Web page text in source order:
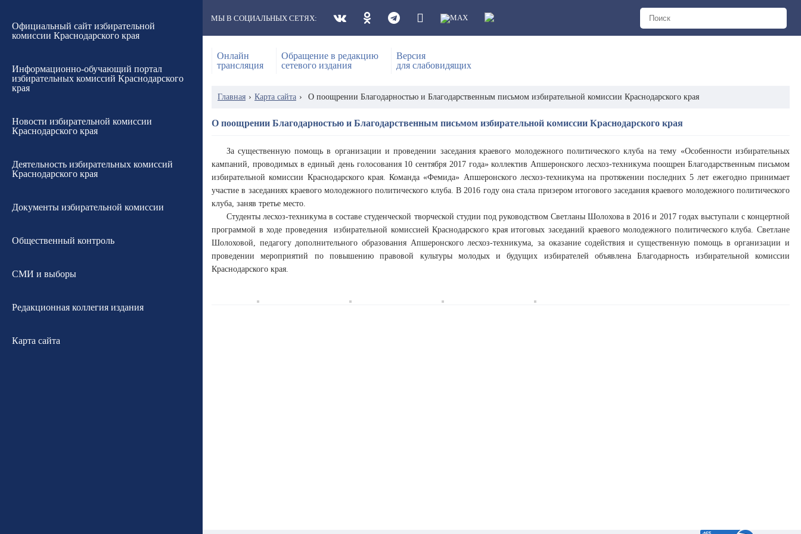
Официальный сайт избирательной
комиссии Краснодарского края
Информационно-обучающий портал
избирательных комиссий Краснодарского
края
Новости избирательной комиссии
Краснодарского края
Деятельность избирательных комиссий
Краснодарского края
Документы избирательной комиссии
Общественный контроль
СМИ и выборы
Редакционная коллегия издания
Карта сайта
МЫ В СОЦИАЛЬНЫХ СЕТЯХ:
Онлайн
трансляция
Обращение в редакцию
сетевого издания
Версия
для слабовидящих
Главная › Карта сайта › О поощрении Благодарностью и Благодарственным письмом избирательной комиссии Краснодарского края
О поощрении Благодарностью и Благодарственным письмом избирательной комиссии Краснодарского края
За существенную помощь в организации и проведении заседания краевого молодежного политического клуба на тему «Особенности избирательных
кампаний, проводимых в единый день голосования 10 сентября 2017 года» коллектив Апшеронского лесхоз-техникума поощрен Благодарственным письмом
избирательной комиссии Краснодарского края. Команда «Фемида» Апшеронского лесхоз-техникума на протяжении последних 5 лет ежегодно принимает
участие в заседаниях краевого молодежного политического клуба. В 2016 году она стала призером итогового заседания краевого молодежного политического
клуба, заняв третье место.
Студенты лесхоз-техникума в составе студенческой творческой студии под руководством Светланы Шолохова в 2016 и 2017 годах выступали с концертной
программой в ходе проведения избирательной комиссией Краснодарского края итоговых заседаний краевого молодежного политического клуба. Светлане
Шолоховой, педагогу дополнительного образования Апшеронского лесхоз-техникума, за оказание содействия и существенную помощь в организации и
проведении мероприятий по повышению правовой культуры молодых и будущих избирателей объявлена Благодарность избирательной комиссии
Краснодарского края.